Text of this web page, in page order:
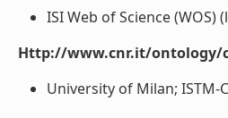
ISI Web of Science (WOS)
Http://www.cnr.it/
University of Milan; ISTM-